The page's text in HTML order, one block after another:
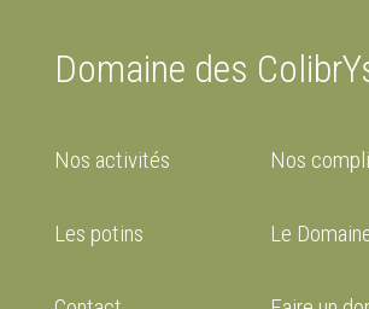
Domaine des
Nos activités Nos
Les potins Le